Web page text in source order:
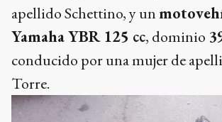
apellido Schettino, y un
Yamaha YBR 125 cc, dominio
conducido por una mujer de
Torre.